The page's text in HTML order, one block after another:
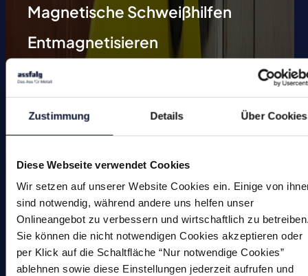
Zustimmung Details Über Cookies
Diese Webseite verwendet Cookies
Wir setzen auf unserer Website Cookies ein. Einige von
sind notwendig, während andere uns helfen unser
Onlineangebot zu verbessern und wirtschaftlich zu
Sie können die nicht notwendigen Cookies akzeptieren oder
per Klick auf die Schaltfläche “Nur notwendige Cookies”
ablehnen sowie diese Einstellungen jederzeit aufrufen und
Magnetische Schweißhilfen
Entmagnetisieren
Magnetische Werkzeuge
Kleinmagnete
Sonderlösungen
Magnete